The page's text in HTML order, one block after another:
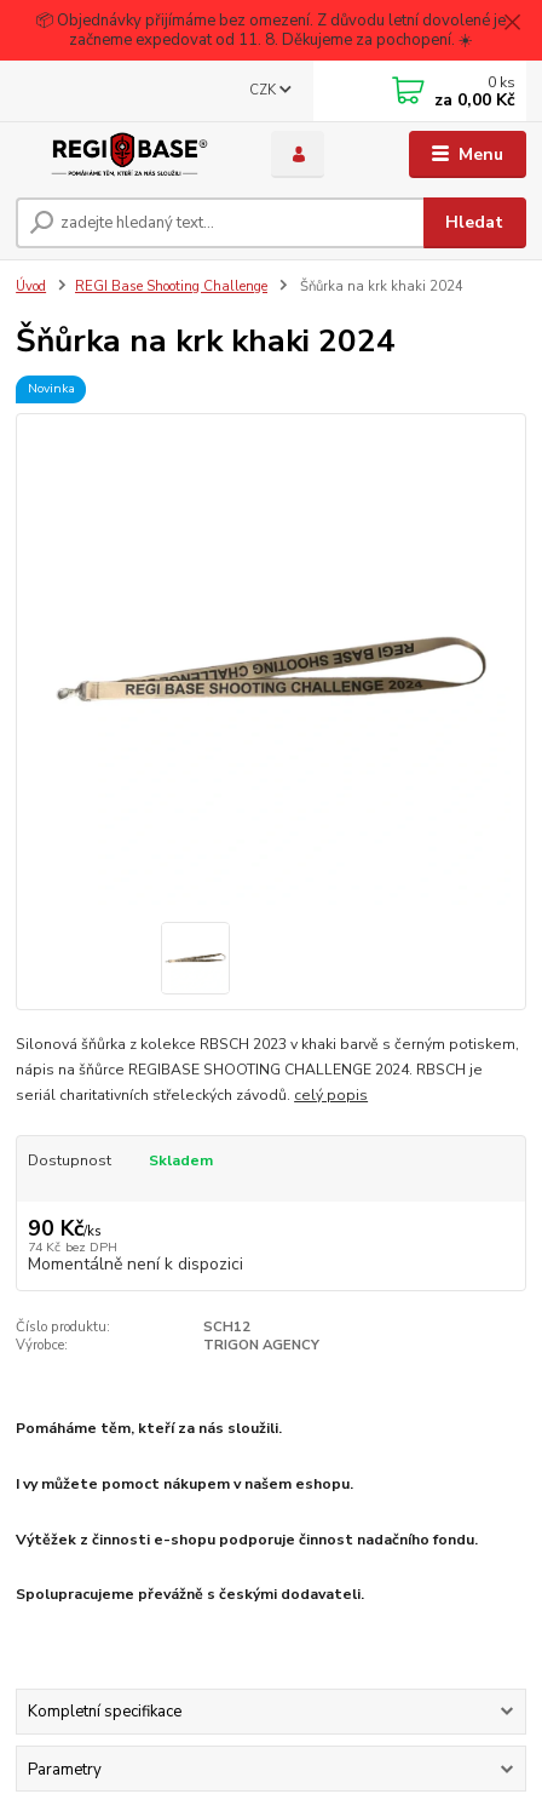
📦 Objednávky přijímáme bez omezení. Z důvodu letní dovolené je
začneme expedovat od 11. 8. Děkujeme za pochopení. ☀️
Menu
CZK
Hledat
0 ks
za 0,00 Kč
Úvod REGI Base Shooting Challenge Šňůrka na krk khaki 2024
Šňůrka na krk khaki 2024
Novinka
Silonová šňůrka z kolekce RBSCH 2023 v khaki barvě s černým potiskem,
nápis na šňůrce REGIBASE SHOOTING CHALLENGE 2024. RBSCH je
seriál charitativních střeleckých závodů. celý popis
Dostupnost Skladem
90 Kč/ks
74 Kč bez DPH
Momentálně není k dispozici
Číslo produktu:
SCH12
Výrobce:
TRIGON AGENCY
Pomáháme těm, kteří za nás sloužili.
I vy můžete pomoct nákupem v našem eshopu.
Výtěžek z činnosti e-shopu podporuje činnost nadačního fondu.
Spolupracujeme převážně s českými dodavateli.
Kompletní specifikace
Parametry